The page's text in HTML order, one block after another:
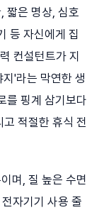
짧은 명상, 심호
등 자신에게 집
컨설턴트가 지
'라는 막연한 생
를 핑계 삼기보다
적절한 휴식 전
며, 질 높은 수면
자기기 사용 줄